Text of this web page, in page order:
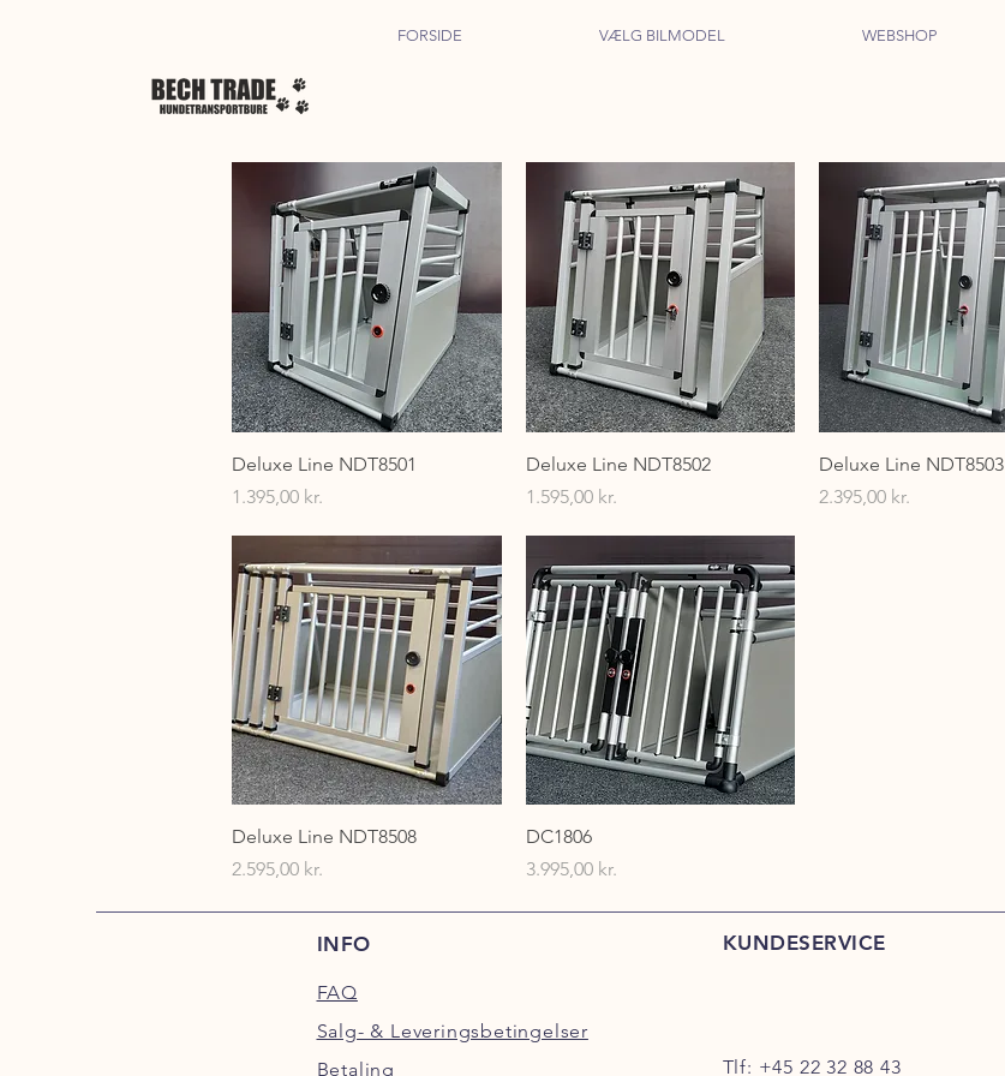
FORSIDE VÆLG BILMODEL WEBSHOP
Hurtigvisning
Deluxe Line NDT8501
Pris
1.395,00 kr.
Hurtigvisning
Deluxe Line NDT8502
Pris
1.595,00 kr.
Hurtigvisning
Deluxe Line NDT8503
Pris
2.395,00 kr.
Hurtigvisning
Deluxe Line NDT8508
Pris
2.595,00 kr.
DC1806
Pris
3.995,00 kr.
INFO
FAQ
Salg- & Leveringsbetingelser
Betaling
KUNDESERVICE
Tlf: +45 22 32 88 43